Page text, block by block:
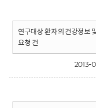
연구대상 환자의 건강정보
요청 건
2013-